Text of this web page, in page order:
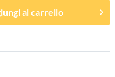
al carrello